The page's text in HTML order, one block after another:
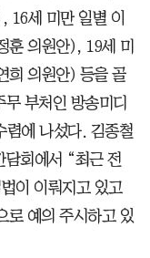
16세 미만 일별 이
훈 의원안), 19세 미
희 의원안) 등을 골
부처인 방송미디
렴에 나섰다. 김종철
담회에서 “최근 전
이 이뤄지고 있고
로 예의 주시하고 있